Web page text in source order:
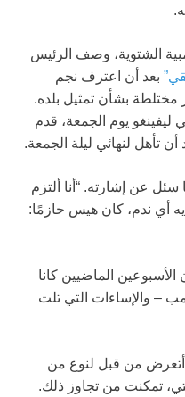
الشتوية، وصف الرئيس
بعد أن اعترف نجم
مختلطة بشأن تمثيل بلده.
يوم الجمعة، قدم
عن إشارته. “أنا ألتزم
أي ندم، كان هيس حازمًا:
الماضيين كانا
– والإساءات التي تلت
أتعرض من قبل لنوع من
تمكنت من تجاوز ذلك.